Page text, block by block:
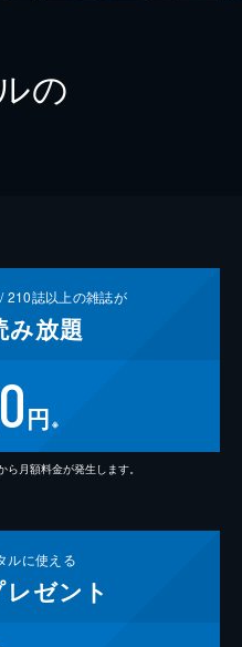
の
210誌以上の雑誌が
み放題
0円 ※
月額料金が発生します。
ルに使える
レゼント